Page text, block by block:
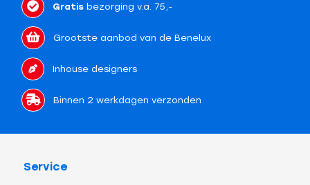
Gratisbezorging v.a. 75,-
Grootste aanbod van de Benelux
Inhouse designers
Binnen 2 werkdagen verzonden
Service